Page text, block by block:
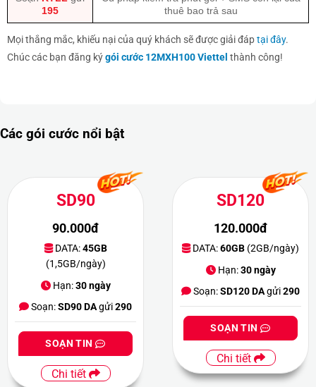
195
thuê bao trả sau
Mọi thắng mắc, khiếu nại của quý khách sẽ được giải đáptại đây.
Chúc các bạn đăng kýgói cước 12MXH100 Viettel thành công!
Các gói cước nổi bật
SD90
90.000đ
DATA:45GB
(1,5GB/ngày)
Hạn:30 ngày
Soạn:SD90 DAgửi290
SOẠN TIN
Chi tiết
SD120
120.000đ
DATA:60GB (2GB/ngày)
Hạn:30 ngày
Soạn:SD120 DAgửi290
SOẠN TIN
Chi tiết